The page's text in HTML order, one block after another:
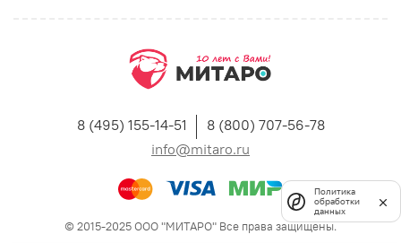
8 (495) 155-14-51
8 (800) 707-56-78
info@mitaro.ru
© 2015-2025 ООО "МИТАРО" Все права защищены.
Политика
обработки
данных